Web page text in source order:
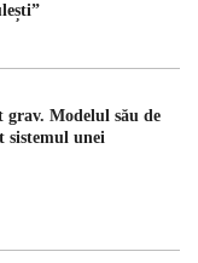
grav. Modelul său de
sistemul unei